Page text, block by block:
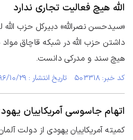
الله هیچ فعالیت تجاری ندارد
«سیدحسن نصرالله» دبیرکل حزب الله
داشتن حزب الله در شبکه قاچاق
هیچ سند و مدرکی دانست.
کد خبر: ۵۰۳۳۱۸ تاریخ انتشار : ۱۳۹۶/۱۰/۲۹
اتهام جاسوسی آمریکاییان
کمیته آمریکاییان یهودی از دولت